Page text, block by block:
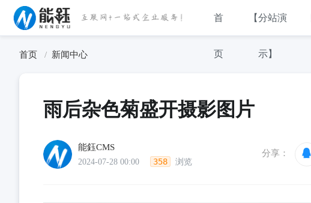
首
页
【分站演
示】
首页 新闻中心
雨后杂色菊盛开摄影图片
能鈺CMS
2024-07-28 00:00 358 浏览
分享：